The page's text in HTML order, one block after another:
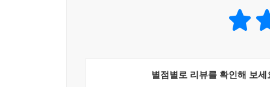
별점별로 리뷰를 확인해 보세